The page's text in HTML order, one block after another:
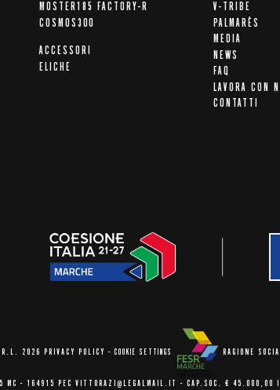
MOSTER185 FACTORY-R
COSMOS300
ACCESSORI
ELICHE
V-TRIBE
PALMARÈS
MEDIA
NEWS
FAQ
LAVORA CON
CONTATTI
2026 PRIVACY POLICY - COOKIE SETTINGS RAGIONE
MC - 164915 PEC VITTORAZI@LEGALMAIL.IT - CAP.SOC. € 45.000,00